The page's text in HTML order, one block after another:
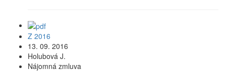
Z 2016
13. 09. 2016
Holubová J.
Nájomná zmluva